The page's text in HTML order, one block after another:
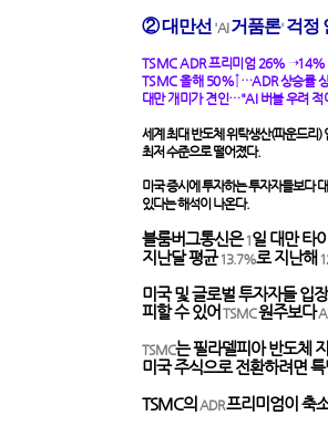
② 대만선 'AI거품론' 걱정
TSMC ADR프리미엄26% →14%
TSMC올해 50%↑…ADR상승률
대만 개미가 견인…"AI 버블 우려 적
세계 최대 반도체 위탁생산(파운드리)
최저 수준으로 떨어졌다.
미국 증시에 투자하는 투자자들보다
있다는 해석이 나온다.
블룸버그통신은1일 대만 타
지난달 평균13.7%로 지난해
미국 및 글로벌 투자자들 입
피할 수 있어 TSMC원주보다
TSMC는 필라델피아 반도체
미국 주식으로 전환하려면
TSMC의 ADR프리미엄이 축